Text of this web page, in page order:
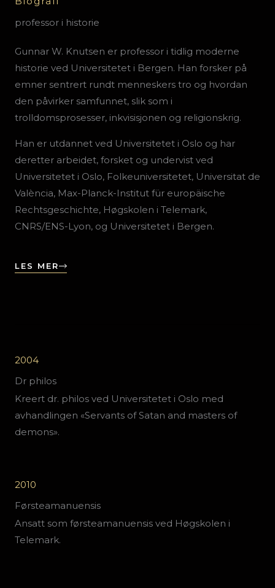
professor i historie
Gunnar W. Knutsen er professor i tidlig moderne
historie ved Universitetet i Bergen. Han forsker på
emner sentrert rundt menneskers tro og hvordan
den påvirker samfunnet, slik som i
trolldomsprosesser, inkvisisjonen og religionskrig.
Han er utdannet ved Universitetet i Oslo og har
deretter arbeidet, forsket og undervist ved
Universitetet i Oslo, Folkeuniversitetet, Universitat de
València, Max-Planck-Institut für europäische
Rechtsgeschichte, Høgskolen i Telemark,
CNRS/ENS-Lyon, og Universitetet i Bergen.
LES MER
2004
Dr philos
Kreert dr. philos ved Universitetet i Oslo med
avhandlingen «Servants of Satan and masters of
demons».
2010
Førsteamanuensis
Ansatt som førsteamanuensis ved Høgskolen i
Telemark.